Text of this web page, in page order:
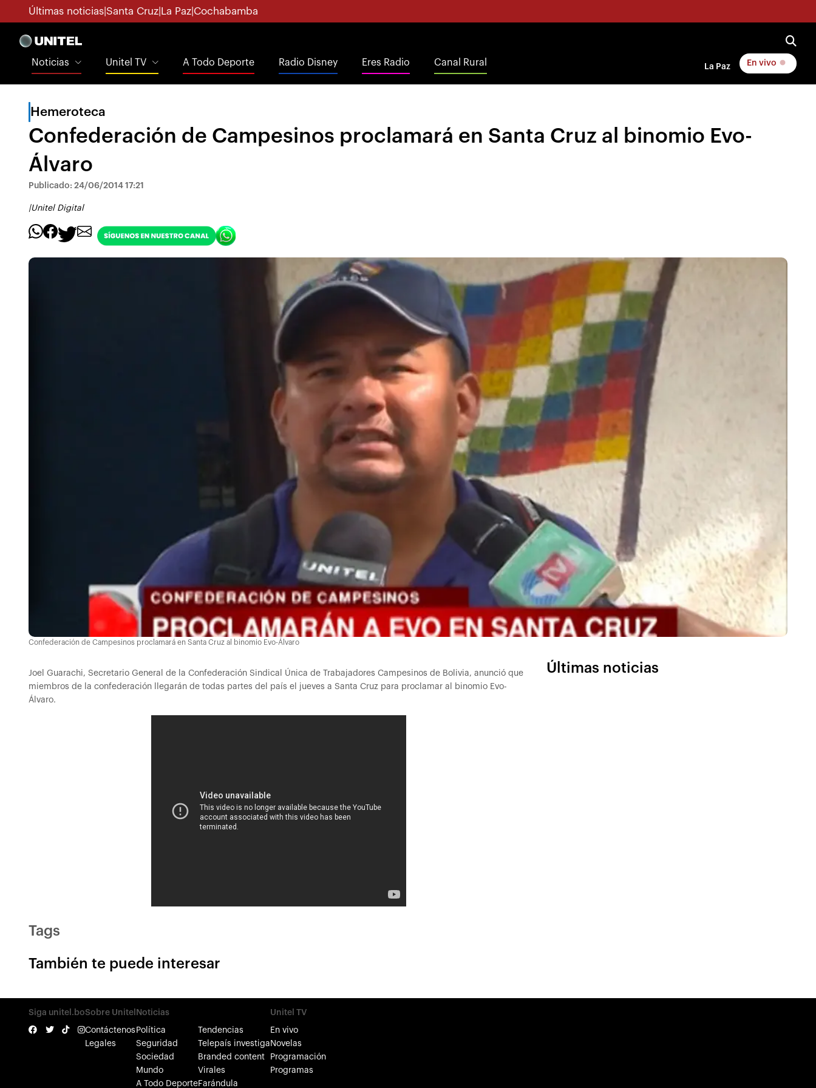
Últimas noticias Santa Cruz La Paz Cochabamba
Noticias Unitel TV A Todo Deporte Radio Disney Eres Radio Canal Rural La Paz En vivo
Hemeroteca
Confederación de Campesinos proclamará en Santa Cruz al binomio Evo-
Álvaro
Publicado: 24/06/2014 17:21
|Unitel Digital
Confederación de Campesinos proclamará en Santa Cruz al binomio Evo-Álvaro
Joel Guarachi, Secretario General de la Confederación Sindical Única de Trabajadores Campesinos de Bolivia, anunció que
miembros de la confederación llegarán de todas partes del país el jueves a Santa Cruz para proclamar al binomio Evo-
Álvaro.
Tags
Últimas noticias
También te puede interesar
Siga unitel.boSobre Unitel
Contáctenos
Legales
Noticias
Política
Seguridad
Sociedad
Mundo
A Todo Deporte
Tendencias
Telepaís investiga
Branded content
Virales
Farándula
Unitel TV
En vivo
Novelas
Programación
Programas